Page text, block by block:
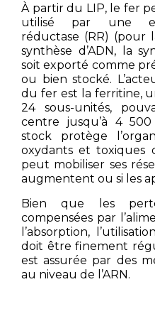
À partir du LIP, le fer
utilisé par une
réductase (RR) (pour
synthèse d’ADN, la
soit exporté comme
ou bien stocké.
du fer est la ferritine,
24 sous-unités,
centre jusqu’à 4
stock protège
oxydants et toxiques
peut mobiliser ses
augmentent ou si les
Bien que les
compensées par
l’absorption,
doit être finement
est assurée par des
au niveau de l’ARN.